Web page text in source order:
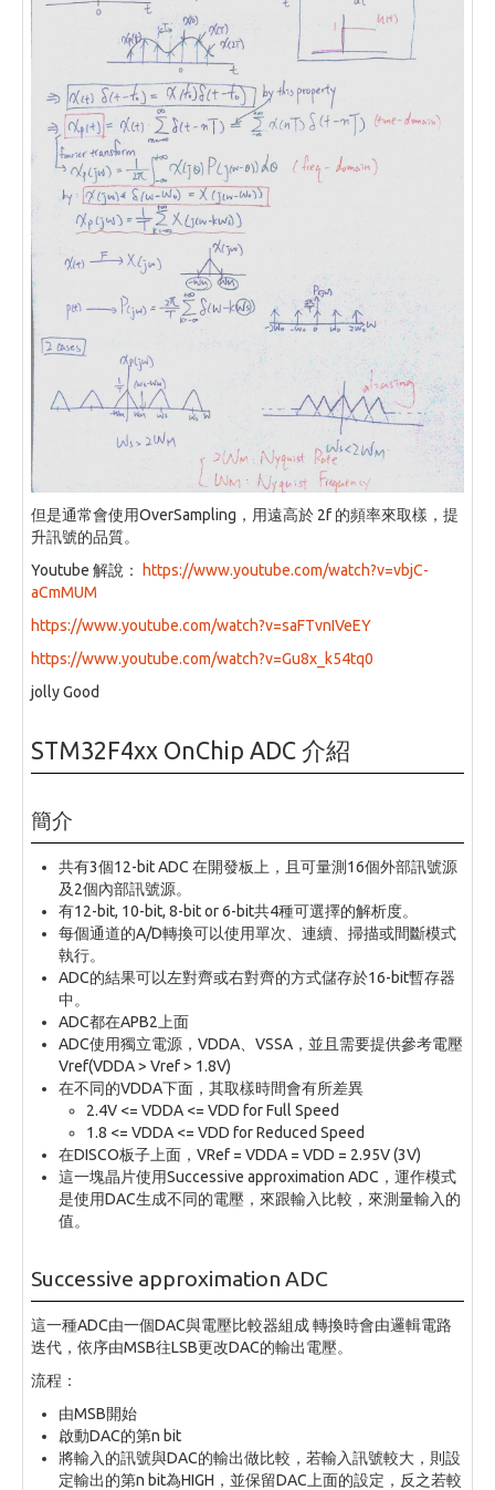
但是通常會使用OverSampling，用遠高於 2f 的頻率來取樣，提
升訊號的品質。
Youtube 解說： https://www.youtube.com/watch?v=vbjC-
aCmMUM
https://www.youtube.com/watch?v=saFTvnIVeEY
https://www.youtube.com/watch?v=Gu8x_k54tq0
jolly Good
STM32F4xx OnChip ADC 介紹
簡介
共有3個12-bit ADC 在開發板上，且可量測16個外部訊號源
及2個內部訊號源。
有12-bit, 10-bit, 8-bit or 6-bit共4種可選擇的解析度。
每個通道的A/D轉換可以使用單次、連續、掃描或間斷模式
執行。
ADC的結果可以左對齊或右對齊的方式儲存於16-bit暫存器
中。
ADC都在APB2上面
ADC使用獨立電源，VDDA、VSSA，並且需要提供參考電壓
Vref(VDDA > Vref > 1.8V)
在不同的VDDA下面，其取樣時間會有所差異
2.4V <= VDDA <= VDD for Full Speed
1.8 <= VDDA <= VDD for Reduced Speed
在DISCO板子上面，VRef = VDDA = VDD = 2.95V (3V)
這一塊晶片使用Successive approximation ADC，運作模式
是使用DAC生成不同的電壓，來跟輸入比較，來測量輸入的
值。
Successive approximation ADC
這一種ADC由一個DAC與電壓比較器組成 轉換時會由邏輯電路
迭代，依序由MSB往LSB更改DAC的輸出電壓。
流程：
由MSB開始
啟動DAC的第n bit
將輸入的訊號與DAC的輸出做比較，若輸入訊號較大，則設
定輸出的第n bit為HIGH，並保留DAC上面的設定，反之若較